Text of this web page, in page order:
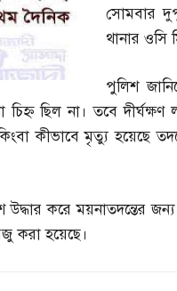
সোমবার
থানার ওসি
পুলিশ
ছিল না। তবে দীর্ঘক্ষণ
কীভাবে মৃত্যু হয়েছে
উদ্ধার করে ময়নাতদন্তের
করা হয়েছে।